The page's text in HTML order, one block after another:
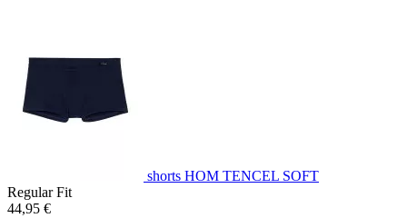
shorts HOM TENCEL SOFT
Regular Fit
44,95 €